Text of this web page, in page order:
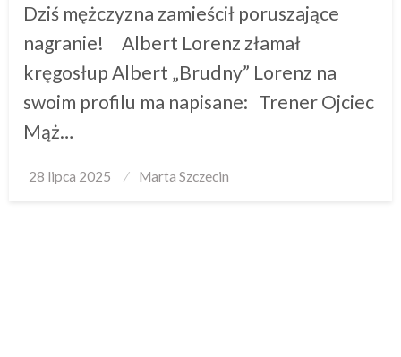
Dziś mężczyzna zamieścił poruszające
nagranie! Albert Lorenz złamał
kręgosłup Albert „Brudny” Lorenz na
swoim profilu ma napisane: Trener Ojciec
Mąż…
Posted
28 lipca 2025 Marta Szczecin